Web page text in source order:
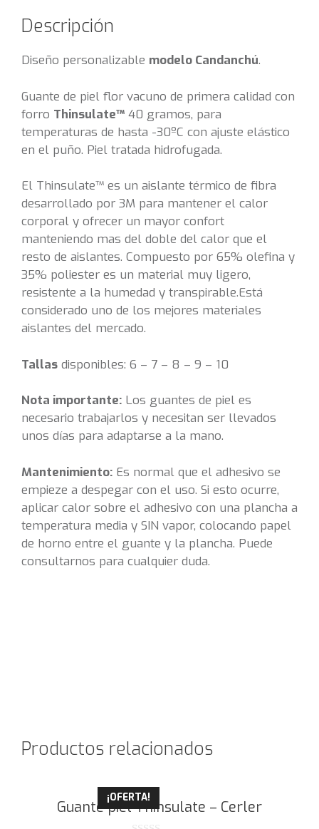
Descripción
Diseño personalizable modelo Candanchú.
Guante de piel flor vacuno de primera calidad con
forro Thinsulate™ 40 gramos, para
temperaturas de hasta -30ºC con ajuste elástico
en el puño. Piel tratada hidrofugada.
El Thinsulate™ es un aislante térmico de fibra
desarrollado por 3M para mantener el calor
corporal y ofrecer un mayor confort
manteniendo mas del doble del calor que el
resto de aislantes. Compuesto por 65% olefina y
35% poliester es un material muy ligero,
resistente a la humedad y transpirable.Está
considerado uno de los mejores materiales
aislantes del mercado.
Tallas disponibles: 6 – 7 – 8 – 9 – 10
Nota importante: Los guantes de piel es
necesario trabajarlos y necesitan ser llevados
unos días para adaptarse a la mano.
Mantenimiento: Es normal que el adhesivo se
empieze a despegar con el uso. Si esto ocurre,
aplicar calor sobre el adhesivo con una plancha a
temperatura media y SIN vapor, colocando papel
de horno entre el guante y la plancha. Puede
consultarnos para cualquier duda.
Productos relacionados
¡OFERTA!
Guante piel Thinsulate – Cerler